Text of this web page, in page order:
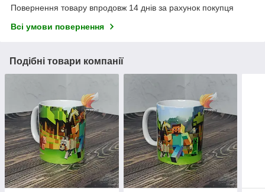
Повернення товару впродовж 14 днів за рахунок покупця
Всі умови повернення
Подібні товари компанії